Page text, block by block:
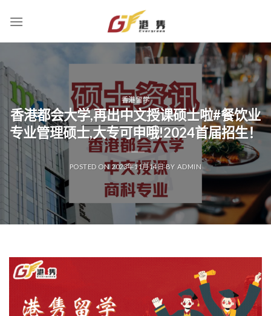
香港留学
香港都会大学,再出中文授课硕士啦#餐饮业
专业管理硕士,大专可申哦!2024首届招生！
POSTED ON 2023年11月14日BY ADMIN